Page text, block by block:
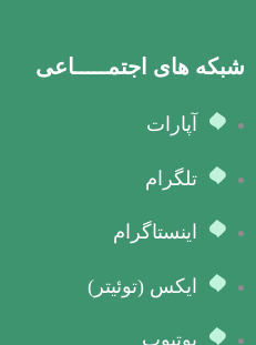
شبکه های اجتمـــــاعی
آپارات
تلگرام
اینستاگرام
ایکس (توئیتر)
یوتیوب